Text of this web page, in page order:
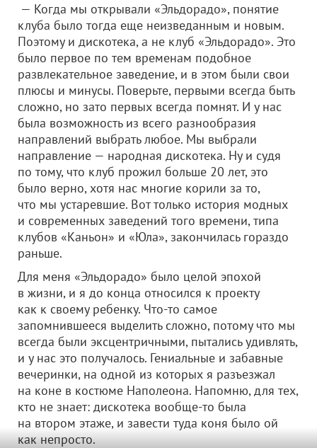
— Когда мы открывали «Эльдорадо», понятие
клуба было тогда еще неизведанным и новым.
Поэтому и дискотека, а не клуб «Эльдорадо». Это
было первое по тем временам подобное
развлекательное заведение, и в этом были свои
плюсы и минусы. Поверьте, первыми всегда быть
сложно, но зато первых всегда помнят. И у нас
была возможность из всего разнообразия
направлений выбрать любое. Мы выбрали
направление — народная дискотека. Ну и судя
по тому, что клуб прожил больше 20 лет, это
было верно, хотя нас многие корили за то,
что мы устаревшие. Вот только история модных
и современных заведений того времени, типа
клубов «Каньон» и «Юла», закончилась гораздо
раньше.
Для меня «Эльдорадо» было целой эпохой
в жизни, и я до конца относился к проекту
как к своему ребенку. Что-то самое
запомнившееся выделить сложно, потому что мы
всегда были эксцентричными, пытались удивлять,
и у нас это получалось. Гениальные и забавные
вечеринки, на одной из которых я разъезжал
на коне в костюме Наполеона. Напомню, для тех,
кто не знает: дискотека вообще-то была
на втором этаже, и завести туда коня было ой
как непросто.